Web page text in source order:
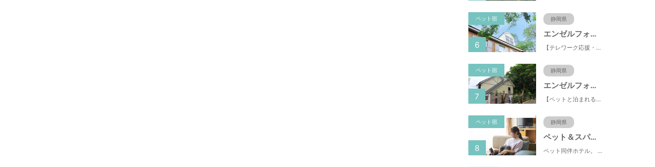
ペット宿 静岡県
エンゼルフォレスト伊豆スカイライン
【テレワーク応援・ペットと泊まれる】ゴルフ場隣接のまるごと貸切別荘（自炊OK）
6
ペット宿 静岡県
エンゼルフォレスト伊豆高原(赤沢望洋台)
【ペットと泊まれる】源泉かけ流し温泉付の1棟貸切別荘（自炊OK）全別荘内装リフォーム済み♪
7
ペット宿 静岡県
ペット＆スパホテル伊豆高原
ペット同伴ホテル。 快適な施設と癒しの温泉、京風懐石をご堪能ください。
8